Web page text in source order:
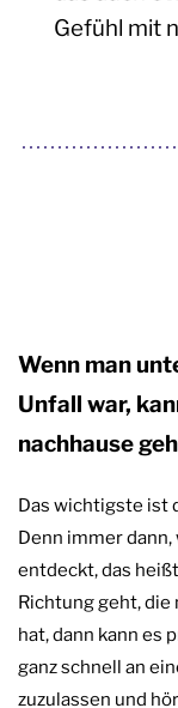
Gefühl mit
Wenn man
Unfall war,
nachhause
Das wichtigste ist
Denn immer
entdeckt, das
Richtung geht, die
hat, dann kann es
ganz schnell an
zuzulassen und